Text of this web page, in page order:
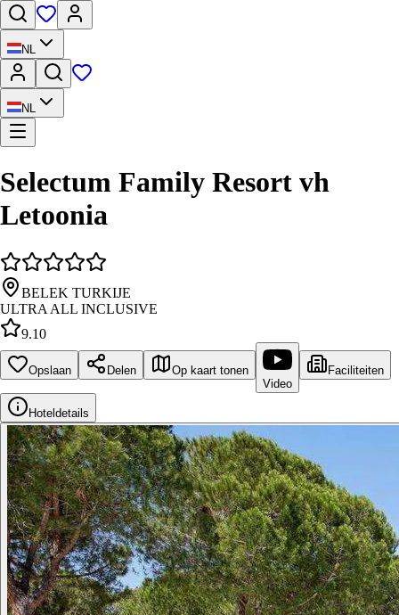
NL
NL
Selectum Family Resort vh
Letoonia
BELEK TURKIJE
ULTRA ALL INCLUSIVE
9.10
Opslaan Delen
Op kaart tonen
Video
Faciliteiten
Hoteldetails